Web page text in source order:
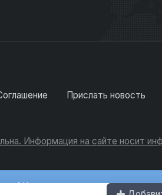
Прислать новость
Информация на сайте
Консультации